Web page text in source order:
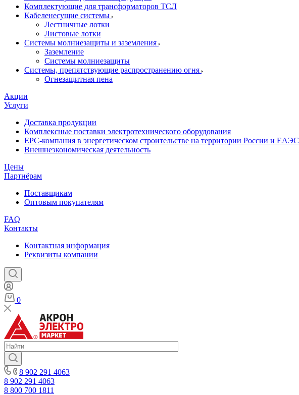
Комплектующие для трансформаторов ТСЛ
Кабеленесущие системы
Лестничные лотки
Листовые лотки
Системы молниезащиты и заземления
Заземление
Системы молниезащиты
Системы, препятствующие распространению огня
Огнезащитная пена
Акции
Услуги
Доставка продукции
Комплексные поставки электротехнического оборудования
EPC-компания в энергетическом строительстве на территории России и ЕАЭС
Внешнеэкономическая деятельность
Цены
Партнёрам
Поставщикам
Оптовым покупателям
FAQ
Контакты
Контактная информация
Реквизиты компании
0
8 902 291 4063
8 902 291 4063
8 800 700 1811